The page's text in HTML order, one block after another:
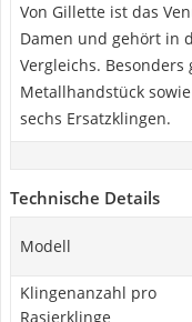
Von Gillette ist das
Damen und gehört in
Vergleichs.
Metallhandstück
sechs Ersatzklingen.
Technische Details
Modell
Klingenanzahl pro
Rasierklinge